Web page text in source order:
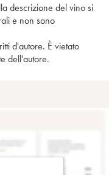
descrizione del vino si
e non sono
d'autore. È vietato
dell'autore.